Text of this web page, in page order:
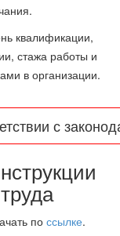
квалификации,
стажа работы и
в организации.
с
по ссылке.